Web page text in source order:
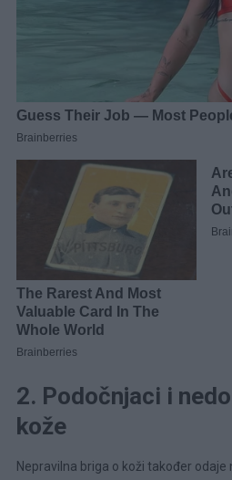
2. Podočnjaci i
kože
Nepravilna briga o koži također odaje